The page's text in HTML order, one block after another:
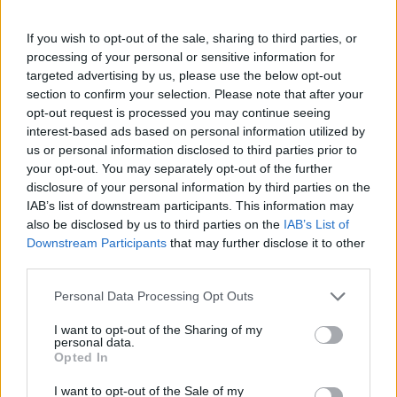
If you wish to opt-out of the sale, sharing to third parties, or
processing of your personal or sensitive information for
targeted advertising by us, please use the below opt-out
section to confirm your selection. Please note that after your
opt-out request is processed you may continue seeing
interest-based ads based on personal information utilized by
us or personal information disclosed to third parties prior to
your opt-out. You may separately opt-out of the further
disclosure of your personal information by third parties on the
IAB’s list of downstream participants. This information may
also be disclosed by us to third parties on the IAB’s List of
Downstream Participants that may further disclose it to other
Personal Data Processing Opt Outs
I want to opt-out of the Sharing of my
personal data.
Opted In
I want to opt-out of the Sale of my
συγκεκριμένων εξετάσεων σε ώρες
απασχόλησης. Η καταβολή στο ΙΚΑ-ΕΤΑΜ της
αντίστοιχης εισφοράς αποτελεί επιλέξιμη
δαπάνη του Προγράμματος.
Σε περιπτώσεις απουσίας λόγω: α)
επαπειλούμενης κύησης, β) κύησης και γ)
λοχείας, οι οποίες βεβαιώνονται με τα
προβλεπόμενα εκ του νόμου ιατρικά
δικαιολογητικά, οι Ωφελούμενες δεν εκπίπτουν
του Προγράμματος στο οποίο συμμετέχουν,
αλλά αναστέλλεται η απασχόλησή τους κατά τη
διάστημα απασχόλησης δύναται να ανέλθει κατά
ανώτατο όριο στους δέκα (10) μήνες.